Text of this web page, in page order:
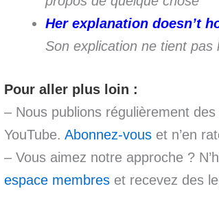
Her explanation doesn’t
Son explication ne tient pas
Pour aller plus loin :
– Nous publions régulièrement des
YouTube. Abonnez-vous et n’en
– Vous aimez notre approche ?
espace membres et recevez des